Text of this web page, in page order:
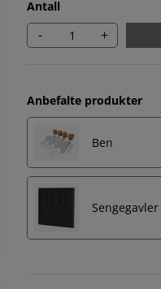
Antall
- +
Anbefalte produkter
Ben
Sengegavler